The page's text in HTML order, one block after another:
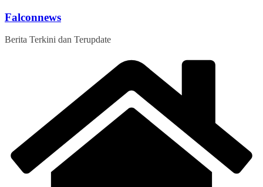
Skip
content
Falconnews
Berita Terkini dan Terupdate